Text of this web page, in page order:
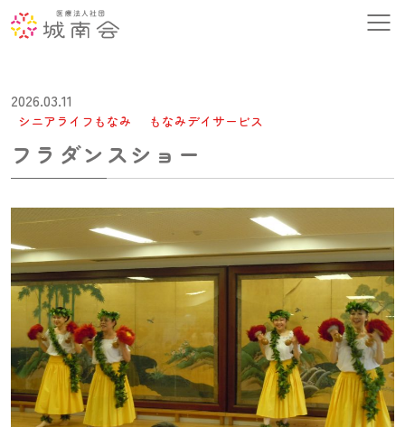
2026.03.11
シニアライフもなみ もなみデイサービス
フラダンスショー